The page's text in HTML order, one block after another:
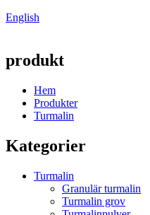
English
produkt
Hem
Produkter
Turmalin
Kategorier
Turmalin
Granulär turmalin
Turmalin grov